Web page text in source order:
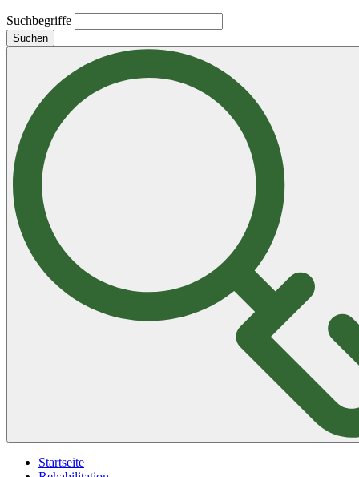
Suchbegriffe
Suchen
Startseite